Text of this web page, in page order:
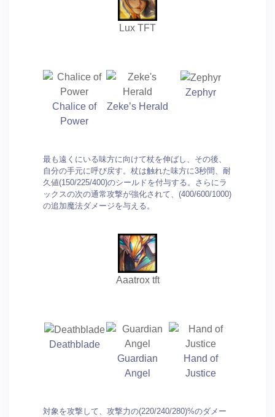
Lux TFT
Chalice of
Power
Zeke’s Herald
Zephyr
最も遠くにいる味方に向けて杖を伸ばし、その後、
自分の手元に呼び戻す。杖は触れた味方に3秒間、耐
久値(150/225/400)のシールドを付与する。さらにラ
ックスの次の通常攻撃が強化されて、(400/600/1000)
の追加魔法ダメージを与える。
Aaatrox tft
Deathblade
Guardian
Angel
Hand of
Justice
対象を攻撃して、攻撃力の(220/240/280)%のダメー